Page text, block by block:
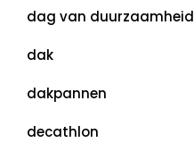
dag van duurzaamheid
dak
dakpannen
decathlon